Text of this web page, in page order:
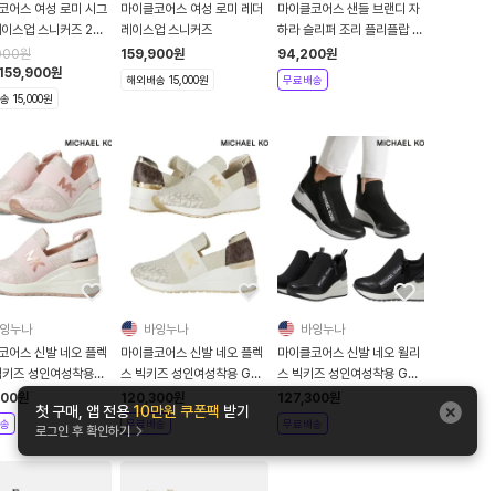
첫 구매, 앱 전용10만원 쿠폰팩 받기
로그인 후 확인하기
어스 여성 로미 시그
스업 스니커즈 2컬
원
원
15,000원
마이클코어스 여성 로미 레더
레이스업 스니커즈
159,900원
해외배송 15,000원
마이클코어스 샌들 브랜디 자
하라 슬리퍼 조리 플리플랍 플
랫폼 키높이 빅키즈 GS 성인
여성착용 캐주얼 캐주얼 여름
신발
94,200원
무료배송
누나
어스 신발 네오 플렉
즈 성인여성착용
커즈 플랫폼 키높이
동화 소프트핑크
원
바잉누나
마이클코어스 신발 네오 플렉
스 빅키즈 성인여성착용 GS
스니커즈 플랫폼 키높이 캐주
얼 운동화 바닐라 골드
120,300원
무료배송
바잉누나
마이클코어스 신발 네오 윌리
스 빅키즈 성인여성착용 GS
스니커즈 플랫폼 키높이 캐주
얼 운동화 블랙
127,300원
무료배송